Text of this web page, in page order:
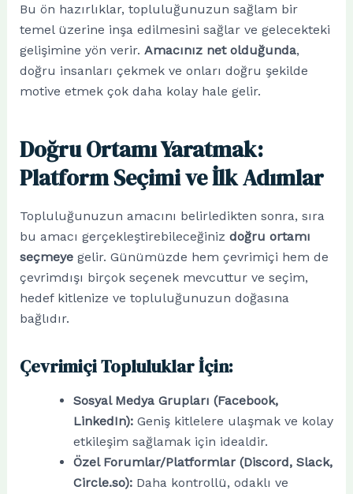
Bu ön hazırlıklar, topluluğunuzun sağlam bir
temel üzerine inşa edilmesini sağlar ve gelecekteki
gelişimine yön verir. Amacınız net olduğunda,
doğru insanları çekmek ve onları doğru şekilde
motive etmek çok daha kolay hale gelir.
Doğru Ortamı Yaratmak:
Platform Seçimi ve İlk Adımlar
Topluluğunuzun amacını belirledikten sonra, sıra
bu amacı gerçekleştirebileceğiniz doğru ortamı
seçmeyegelir. Günümüzde hem çevrimiçi hem de
çevrimdışı birçok seçenek mevcuttur ve seçim,
hedef kitlenize ve topluluğunuzun doğasına
bağlıdır.
Çevrimiçi Topluluklar İçin:
Sosyal Medya Grupları (Facebook,
LinkedIn):Geniş kitlelere ulaşmak ve kolay
etkileşim sağlamak için idealdir.
Özel Forumlar/Platformlar (Discord, Slack,
Circle.so):Daha kontrollü, odaklı ve